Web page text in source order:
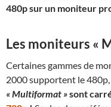
480p sur un moniteur
Les moniteurs «
Certaines gammes de
2000 supportent le 480p,
« Multiformat »sont